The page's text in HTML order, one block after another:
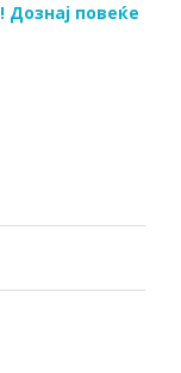
! Дознај повеќе